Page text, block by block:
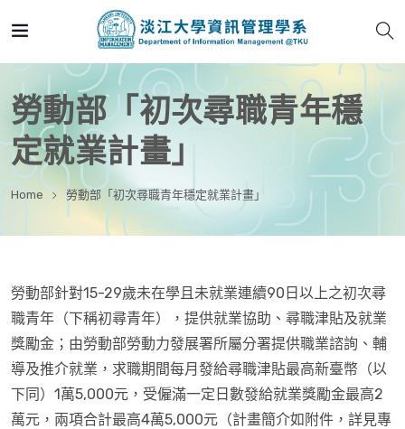
勞動部「初次尋職青年穩
定就業計畫」
Home 勞動部「初次尋職青年穩定就業計畫」
勞動部針對15-29歲未在學且未就業連續90日以上之初次尋
職青年（下稱初尋青年），提供就業協助、尋職津貼及就業
獎勵金；由勞動部勞動力發展署所屬分署提供職業諮詢、輔
導及推介就業，求職期間每月發給尋職津貼最高新臺幣（以
下同）1萬5,000元，受僱滿一定日數發給就業獎勵金最高2
萬元，兩項合計最高4萬5,000元（計畫簡介如附件，詳見專